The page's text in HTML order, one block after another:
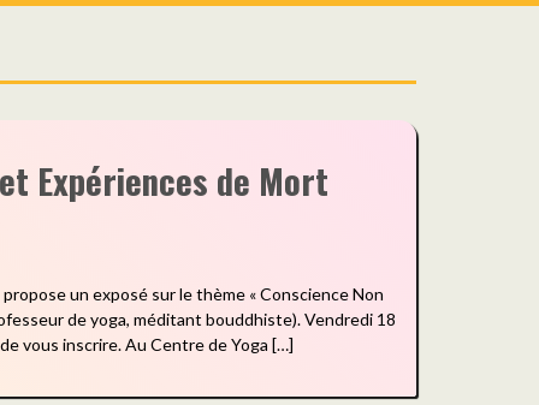
Expériences de Mort
un exposé sur le thème « Conscience Non
de yoga, méditant bouddhiste). Vendredi 18
vous inscrire. Au Centre de Yoga […]